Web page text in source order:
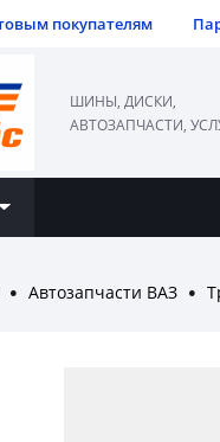
покупателям
ШИНЫ, ДИСКИ,
АВТОЗАПЧАСТИ,
● Автозапчасти ВАЗ ●